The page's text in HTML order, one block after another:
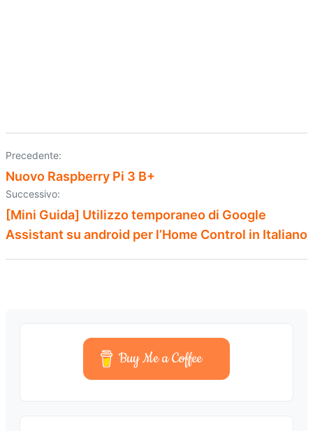
Navigazione
articoli
Precedente:
Nuovo Raspberry Pi 3 B+
Successivo:
[Mini Guida] Utilizzo temporaneo di Google
Assistant su android per l’Home Control in Italiano
Buy Me a Coffee